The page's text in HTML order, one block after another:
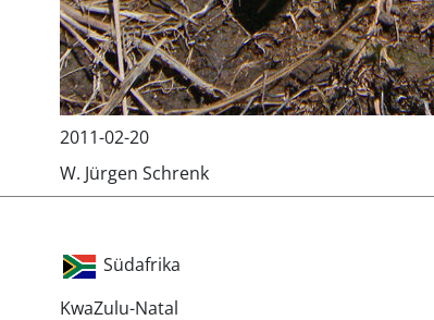
2011-02-20
W. Jürgen Schrenk
Südafrika
KwaZulu-Natal